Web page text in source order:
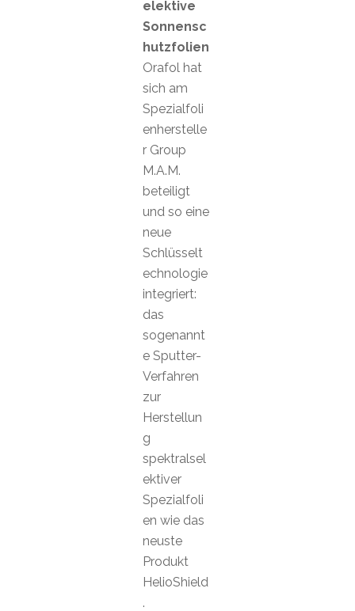
elektive
Sonnensc
hutzfolien
Orafol hat
sich am
Spezialfoli
enherstelle
r Group
M.A.M.
beteiligt
und so eine
neue
Schlüsselt
echnologie
integriert:
das
sogenannt
e Sputter-
Verfahren
zur
Herstellun
g
spektralsel
ektiver
Spezialfoli
en wie das
neuste
Produkt
HelioShield
.